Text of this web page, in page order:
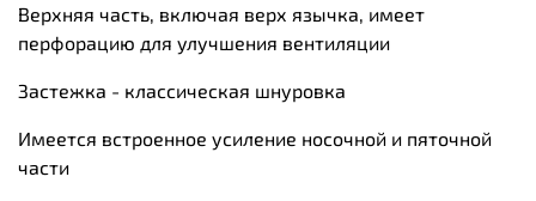
Верхняя часть, включая верх язычка, имеет
перфорацию для улучшения вентиляции
Застежка - классическая шнуровка
Имеется встроенное усиление носочной и пяточной
части